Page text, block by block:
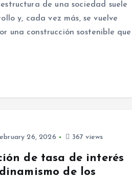
de una sociedad suele
y, cada vez más, se vuelve
una construcción sostenible que
26, 2026 367 views
de tasa de interés
de los